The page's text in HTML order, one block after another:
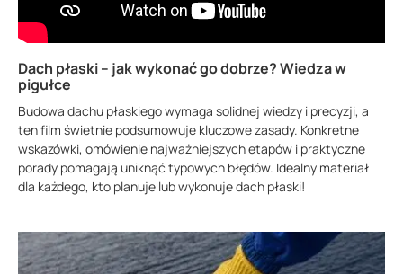
Dach płaski – jak wykonać go dobrze? Wiedza w
pigułce
Budowa dachu płaskiego wymaga solidnej wiedzy i precyzji, a
ten film świetnie podsumowuje kluczowe zasady. Konkretne
wskazówki, omówienie najważniejszych etapów i praktyczne
porady pomagają uniknąć typowych błędów. Idealny materiał
dla każdego, kto planuje lub wykonuje dach płaski!